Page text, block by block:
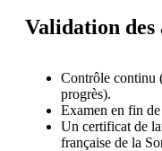
Validation des
Contrôle continu
progrès).
Examen en fin
Un certificat de
française de la